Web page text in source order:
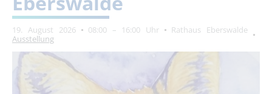
19. August 2026 08:00 – 16:00 Uhr
Rathaus Eberswalde
Ausstellung